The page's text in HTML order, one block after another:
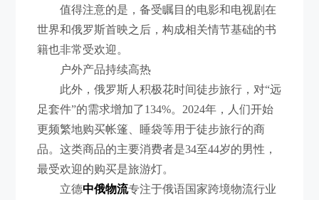
值得注意的是，备受瞩目的电影和电视剧在
世界和俄罗斯首映之后，构成相关情节基础的书
籍也非常受欢迎。
户外产品持续高热
此外，俄罗斯人积极花时间徒步旅行，对“远
足套件”的需求增加了134%。2024年，人们开始
更频繁地购买帐篷、睡袋等用于徒步旅行的商
品。这类商品的主要消费者是34至44岁的男性，
最受欢迎的购买是旅游灯。
立德中俄物流专注于俄语国家跨境物流行业